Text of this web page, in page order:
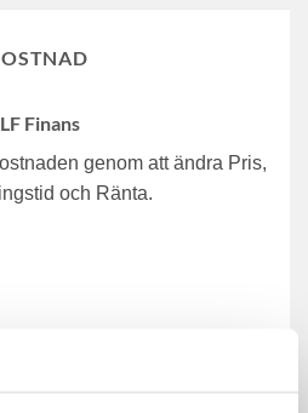
Finans
genom att ändra Pris,
och Ränta.